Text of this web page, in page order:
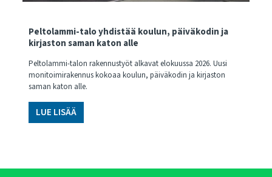
Peltolammi-talo yhdistää koulun, päiväkodin ja
kirjaston saman katon alle
Peltolammi-talon rakennustyöt alkavat elokuussa 2026. Uusi
monitoimirakennus kokoaa koulun, päiväkodin ja kirjaston
saman katon alle.
LUE LISÄÄ